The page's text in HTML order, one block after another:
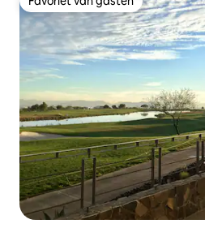
Favoriet van gasten